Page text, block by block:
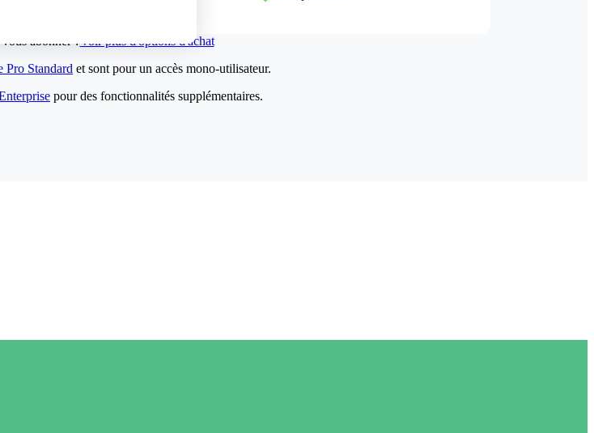
abonner ?Voir plus d'options d'achat
Pro Standard et sont pour un accès mono-utilisateur.
pour des fonctionnalités supplémentaires.